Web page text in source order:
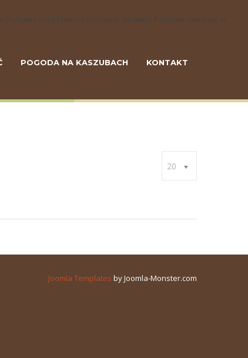
urządzeniu końcowym. Możecie Państwo dokonać w
POGODA NA KASZUBACH KONTAKT
20
Joomla Templates by Joomla-Monster.com